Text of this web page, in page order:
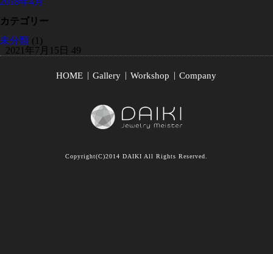
カテゴリー
未分類 (1)
2021年7月15日 49
HOME Gallery Workshop Company
Copyright(C)2014 DAIKI All Rights Reserved.